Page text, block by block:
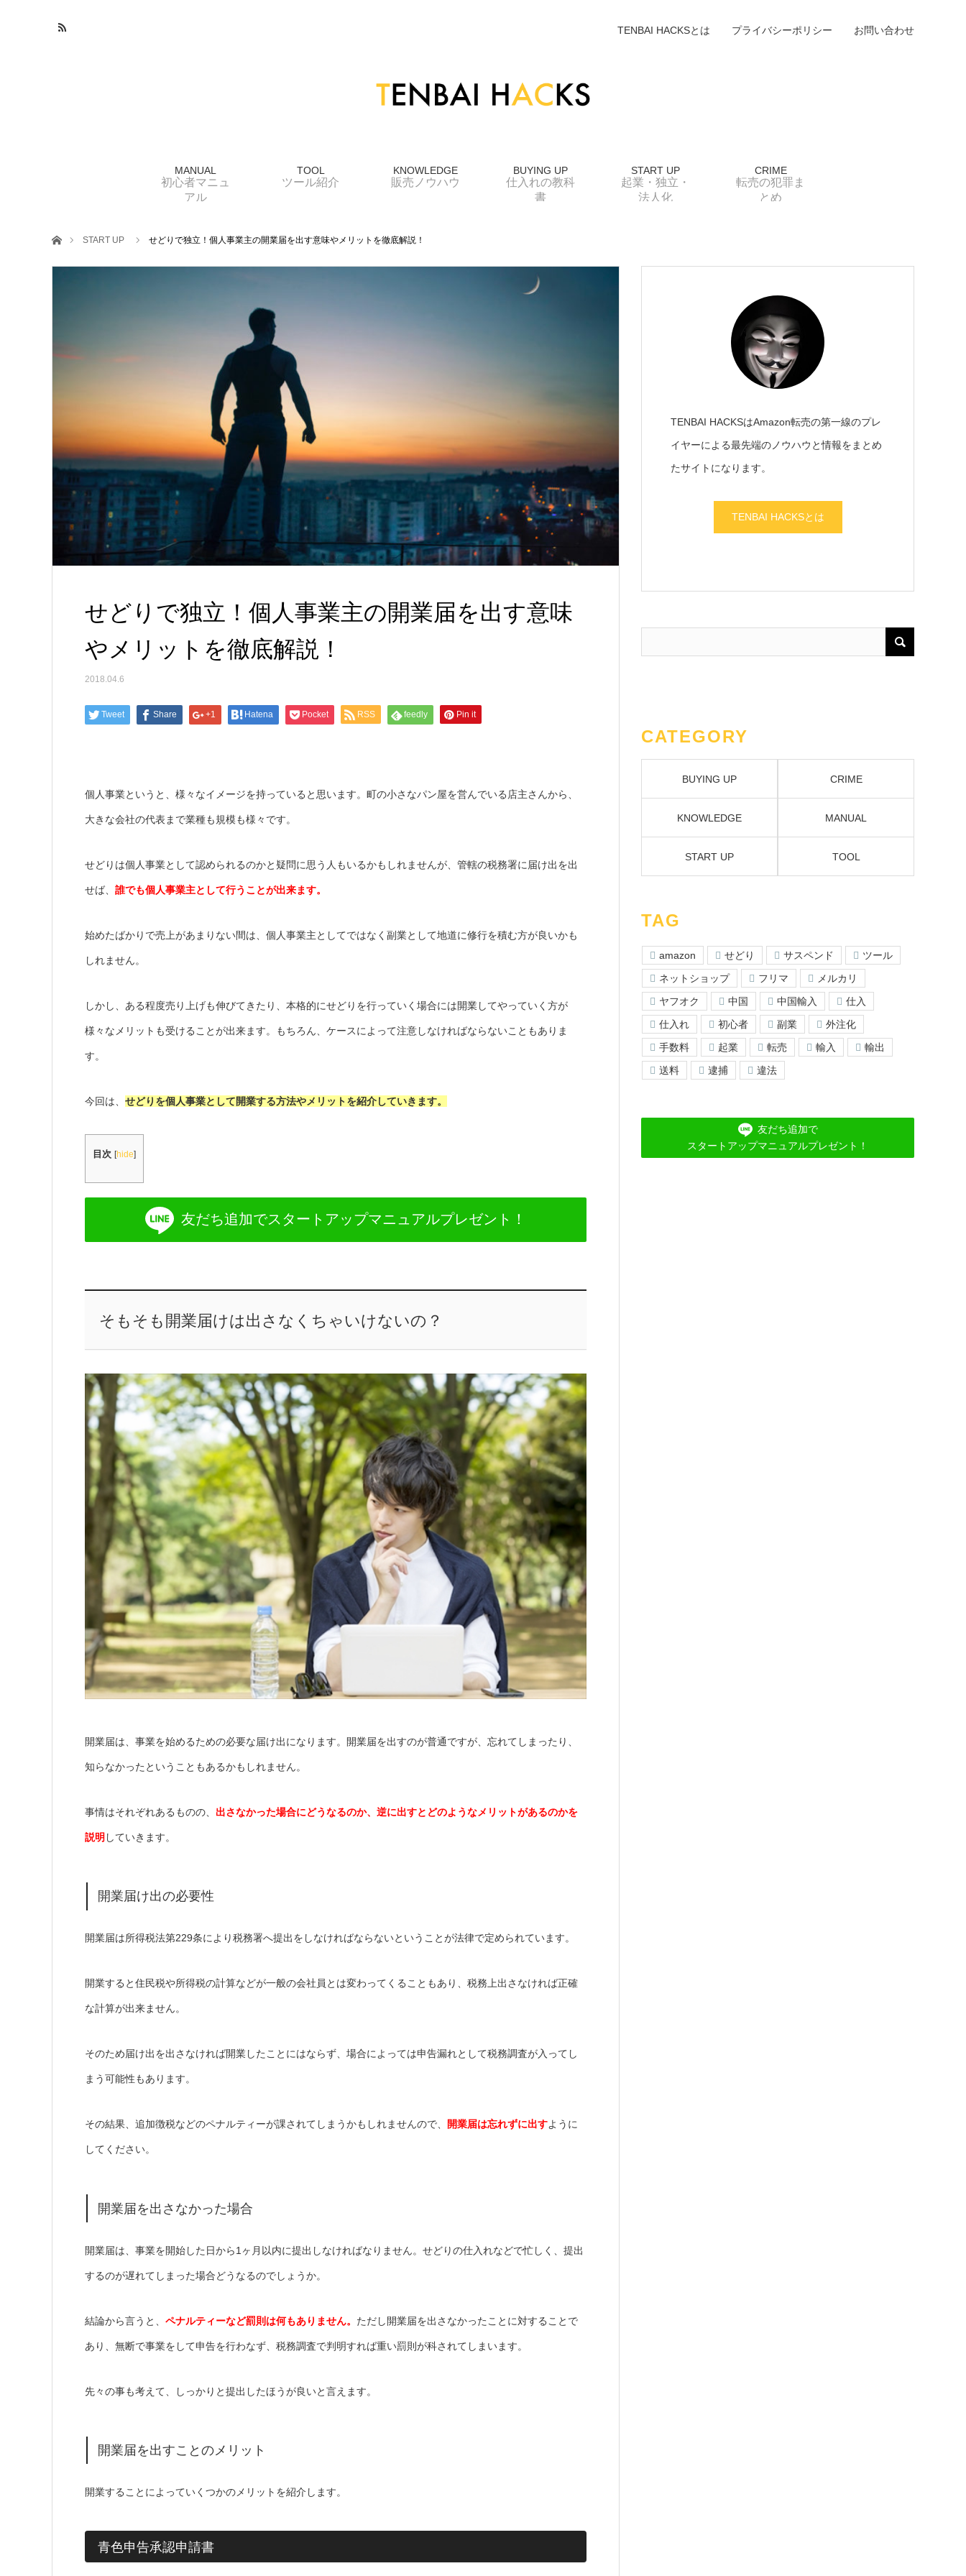
MANUAL
初心者マニュ
アル
TOOL
ツール紹介
KNOWLEDGE
販売ノウハウ
BUYING UP
仕入れの教科
書
START UP
起業・独立・
法人化
CRIME
転売の犯罪ま
とめ
TENBAI HACKSとは プライバシーポリシー お問い合わせ
ホームSTART UP せどりで独立！個人事業主の開業届を出す意味やメリットを徹底解説！
せどりで独立！個人事業主の開業届を出す意味
やメリットを徹底解説！
2018.04.6
Tweet Share +1 Hatena Pocket RSS feedly Pin it
個人事業というと、様々なイメージを持っていると思います。町の小さなパン屋を営んでいる店主さんから、
大きな会社の代表まで業種も規模も様々です。
せどりは個人事業として認められるのかと疑問に思う人もいるかもしれませんが、管轄の税務署に届け出を出
せば、 誰でも個人事業主として行うことが出来ます。
始めたばかりで売上があまりない間は、個人事業主としてではなく副業として地道に修行を積む方が良いかも
しれません。
しかし、ある程度売り上げも伸びてきたり、本格的にせどりを行っていく場合には開業してやっていく方が
様々なメリットも受けることが出来ます。もちろん、ケースによって注意しなければならないこともありま
す。
今回は、 せどりを個人事業として開業する方法やメリットを紹介していきます。
目次 [hide]
友だち追加でスタートアップマニュアルプレゼント！
そもそも開業届けは出さなくちゃいけないの？
開業届は、事業を始めるための必要な届け出になります。開業届を出すのが普通ですが、忘れてしまったり、
知らなかったということもあるかもしれません。
事情はそれぞれあるものの、 出さなかった場合にどうなるのか、逆に出すとどのようなメリットがあるのかを
説明 していきます。
開業届け出の必要性
開業届は所得税法第229条により税務署へ提出をしなければならないということが法律で定められています。
開業すると住民税や所得税の計算などが一般の会社員とは変わってくることもあり、税務上出さなければ正確
な計算が出来ません。
そのため届け出を出さなければ開業したことにはならず、場合によっては申告漏れとして税務調査が入ってし
まう可能性もあります。
その結果、追加徴税などのペナルティーが課されてしまうかもしれませんので、 開業届は忘れずに出すように
してください。
開業届を出さなかった場合
開業届は、事業を開始した日から1ヶ月以内に提出しなければなりません。せどりの仕入れなどで忙しく、提出
するのが遅れてしまった場合どうなるのでしょうか。
結論から言うと、 ペナルティーなど罰則は何もありません。 ただし開業届を出さなかったことに対することで
あり、無断で事業をして申告を行わなず、税務調査で判明すれば重い罰則が科されてしまいます。
先々の事も考えて、しっかりと提出したほうが良いと言えます。
開業届を出すことのメリット
開業することによっていくつかのメリットを紹介します。
青色申告承認申請書
TENBAI HACKSはAmazon転売の第一線のプレ
イヤーによる最先端のノウハウと情報をまとめ
たサイトになります。
TENBAI HACKSとは
CATEGORY
BUYING UP CRIME
KNOWLEDGE MANUAL
START UP TOOL
TAG
amazon せどり サスペンド
ツール
ネットショップ
フリマ
メルカリ
ヤフオク
中国 中国輸入
仕入
仕入れ
初心者 副業
外注化
手数料
起業 転売 輸入
輸出
送料
逮捕 違法
友だち追加で
スタートアップマニュアルプレゼント！